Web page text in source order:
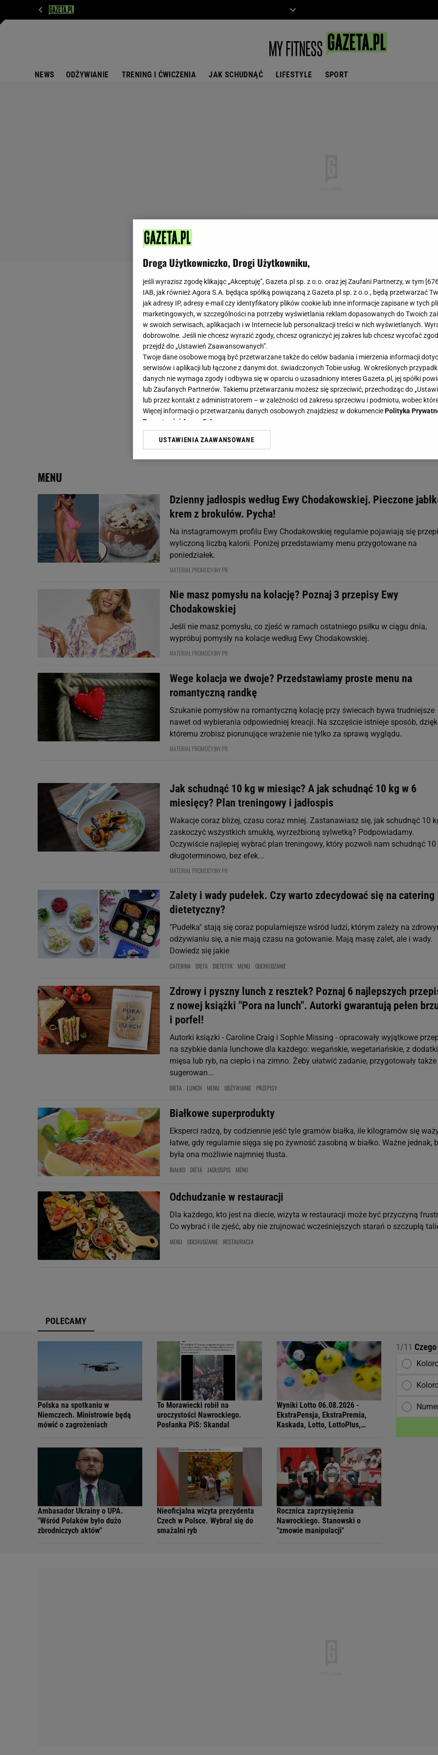
NEWS ODŻYWIANIE TRENING I ĆWICZENIA JAK SCHUDNĄĆ LIFESTYLE SPORT
MENU
Dzienny jadłospis według Ewy Chodakowskiej. Pieczone
krem z brokułów. Pycha!
Na instagramowym profilu Ewy Chodakowskiej regularnie pojawiają się
wyliczoną liczbą kalorii. Poniżej przedstawiamy menu przygotowane na
poniedziałek.
MATERIAŁ PROMOCYJNY PR
Nie masz pomysłu na kolację? Poznaj 3 przepisy Ewy
Chodakowskiej
Jeśli nie masz pomysłu, co zjeść w ramach ostatniego psiłku w ciągu dnia,
wypróbuj pomysły na kolacje według Ewy Chodakowskiej.
MATERIAŁ PROMOCYJNY PR
Wege kolacja we dwoje? Przedstawiamy proste menu na
romantyczną randkę
Szukanie pomysłów na romantyczną kolację przy świecach bywa trudniejsze
nawet od wybierania odpowiedniej kreacji. Na szczęście istnieje sposób,
któremu zrobisz piorunujące wrażenie nie tylko za sprawą wyglądu.
MATERIAŁ PROMOCYJNY PR
Jak schudnąć 10 kg w miesiąc? A jak schudnąć 10 kg w 6
miesięcy? Plan treningowy i jadłospis
Wakacje coraz bliżej, czasu coraz mniej. Zastanawiasz się, jak schudnąć 10
zaskoczyć wszystkich smukłą, wyrzeźbioną sylwetką? Podpowiadamy.
Oczywiście najlepiej wybrać plan treningowy, który pozwoli nam schudnąć 10
długoterminowo, bez efek...
MATERIAŁ PROMOCYJNY PR
Zalety i wady pudełek. Czy warto zdecydować się na catering
dietetyczny?
"Pudełka" stają się coraz popularniejsze wśród ludzi, którym zależy na
odżywianiu się, a nie mają czasu na gotowanie. Mają masę zalet, ale i wady.
Dowiedz się jakie
CATERINA DIETA DIETETYK MENU ODCHUDZANIE
Zdrowy i pyszny lunch z resztek? Poznaj 6 najlepszych
z nowej książki "Pora na lunch". Autorki gwarantują pełen
i porfel!
Autorki ksiązki - Caroline Craig i Sophie Missing - opracowały wyjątkowe
na szybkie dania lunchowe dla każdego: wegańskie, wegetariańskie, z
mięsa lub ryb, na ciepło i na zimno. Żeby ułatwić zadanie, przygotowały także
sugerowan...
DIETA LUNCH MENU ODŻYWIANIE PRZEPISY
Białkowe superprodukty
Eksperci radzą, by codziennie jeść tyle gramów białka, ile kilogramów się
łatwe, gdy regularnie sięga się po żywność zasobną w białko. Ważne jednak,
była ona możliwie najmniej tłusta.
BIAŁKO DIETA JADŁOSPIS MENU
Odchudzanie w restauracji
Dla każdego, kto jest na diecie, wizyta w restauracji może być przyczyną
Co wybrać i ile zjeść, aby nie zrujnować wcześniejszych starań o szczupłą
MENU ODCHUDZANIE RESTAURACJA
POLECAMY
Polska na spotkaniu w
Niemczech. Ministrowie będą
mówić o zagrożeniach
To Morawiecki robił na
uroczystości Nawrockiego.
Posłanka PiS: Skandal
Wyniki Lotto 06.08.2026 -
EkstraPensja, EkstraPremia,
Kaskada, Lotto, LottoPlus,
Ambasador Ukrainy o UPA.
"Wśród Polaków było dużo
zbrodniczych aktów"
Nieoficjalna wizyta prezydenta
Czech w Polsce. Wybrał się do
smażalni ryb
Rocznica zaprzysiężenia
Nawrockiego. Stanowski o
"zmowie manipulacji"
1/11
Droga Użytkowniczko, Drogi Użytkowniku,
jeśli wyrazisz zgodę klikając „Akceptuję”, Gazeta.pl sp. z o.o. oraz jej Zaufani Partnerzy, w tym [
IAB, jak również Agora S.A. będąca spółką powiązaną z Gazeta.pl sp. z o.o., będą przetwarzać
jak adresy IP, adresy e-mail czy identyfikatory plików cookie lub inne informacje zapisane w tych
marketingowych, w szczególności na potrzeby wyświetlania reklam dopasowanych do Twoich
w swoich serwisach, aplikacjach i w Internecie lub personalizacji treści w nich wyświetlanych.
dobrowolne. Jeśli nie chcesz wyrazić zgody, chcesz ograniczyć jej zakres lub chcesz wycofać
przejdź do „Ustawień Zaawansowanych”.
Twoje dane osobowe mogą być przetwarzane także do celów badania i mierzenia informacji
serwisów i aplikacji lub łączone z danymi dot. świadczonych Tobie usług. W określonych
danych nie wymaga zgody i odbywa się w oparciu o uzasadniony interes Gazeta.pl, jej spółki
lub Zaufanych Partnerów. Takiemu przetwarzaniu możesz się sprzeciwić, przechodząc do
lub przez kontakt z administratorem – w zależności od zakresu sprzeciwu i podmiotu, wobec
Więcej informacji o przetwarzaniu danych osobowych znajdziesz w dokumenciePolityka
Prywatności Agora S.A.
Klikając „Akceptuję” wyrażasz też zgodę na zainstalowanie i przechowywanie plików cookie
My, nasi Zaufani Partnerzy i Agora S.A. możemy przetwarzać dane osobowe w następujących
Użycie dokładnych danych geolokalizacyjnych. Aktywne skanowanie charakterystyki urządzenia
Przechowywanie informacji na urządzeniu lub dostęp do nich. Spersonalizowane reklamy i treści,
badnie odbiorców i ulepszanie usług.Lista Zaufanych Partnerów
USTAWIENIA ZAAWANSOWANE